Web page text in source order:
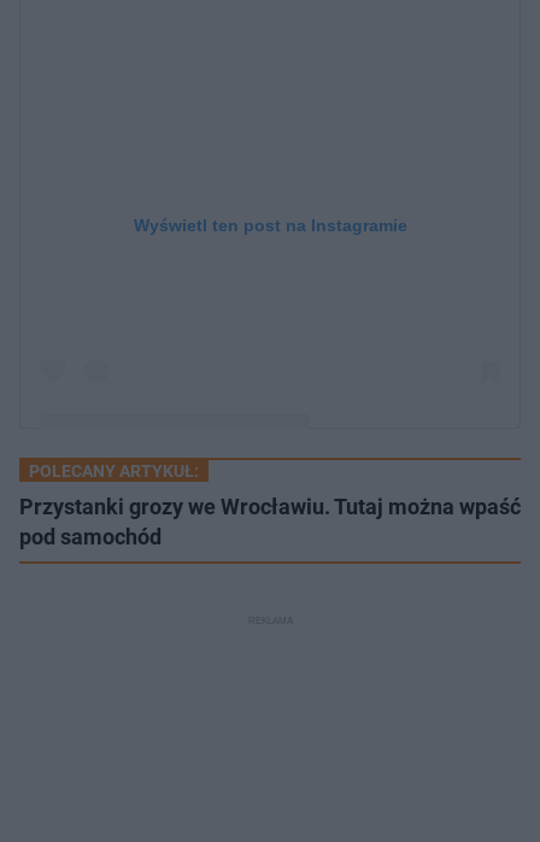
Wyświetl ten post na Instagramie
Post udostępniony przez Krzysztof Rutkowski
(@detektywkrzysztofrutkowski)
POLECANY ARTYKUŁ:
Przystanki grozy we Wrocławiu. Tutaj można wpaść
pod samochód